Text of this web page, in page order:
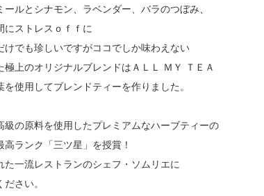
ルとシナモン、ラベンダー、バラのつぼみ、
ストレスｏｆｆに
けでも珍しいですがココでしか味わえない
上のオリジナルブレンドはＡＬＬ ＭＹ ＴＥＡ
使用してブレンドティーを作りました。
の原料を使用したプレミアムなハーブティーの
ランク「三ツ星」を授賞！
一流レストランのシェフ・ソムリエに
さい。